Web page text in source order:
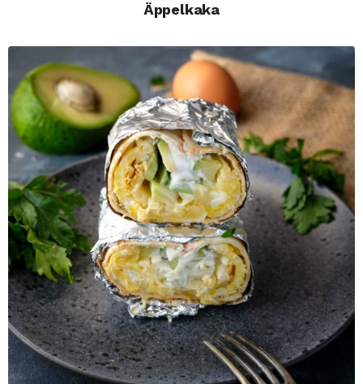
Äppelkaka